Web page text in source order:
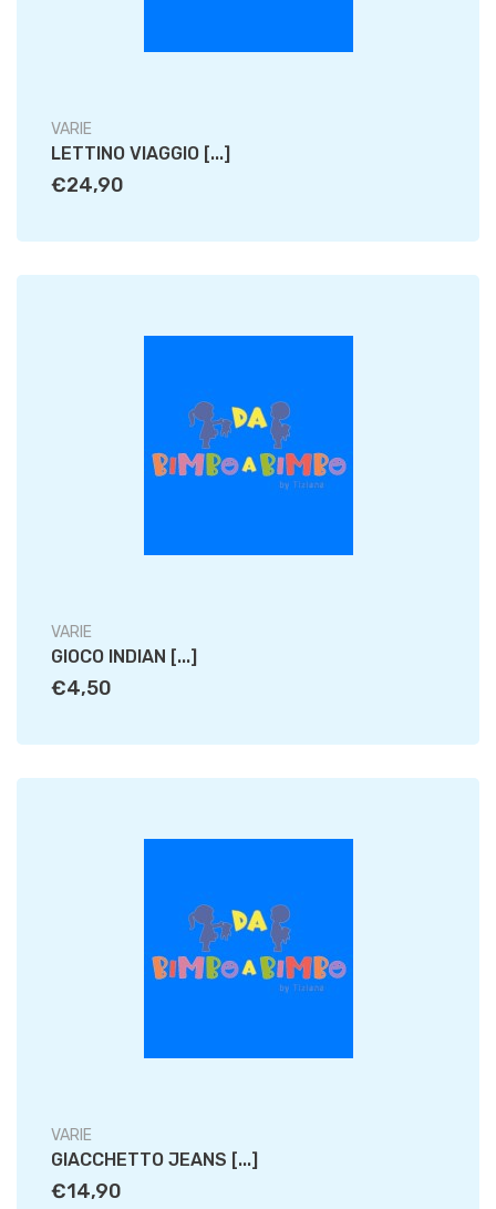
VARIE
LETTINO VIAGGIO [...]
€24,90
VARIE
GIOCO INDIAN [...]
€4,50
VARIE
GIACCHETTO JEANS [...]
€14,90